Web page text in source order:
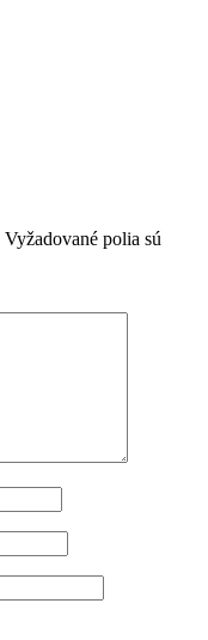
Vyžadované polia sú